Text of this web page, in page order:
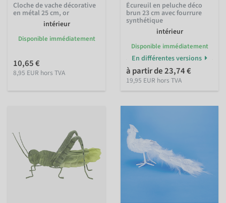
Cloche de vache décorative
en métal 25 cm, or
intérieur
Disponible immédiatement
10,65 €
8,95 EUR hors TVA
Écureuil en peluche déco
brun 23 cm avec fourrure
synthétique
intérieur
Disponible immédiatement
En différentes versions
à partir de 23,74 €
19,95 EUR hors TVA